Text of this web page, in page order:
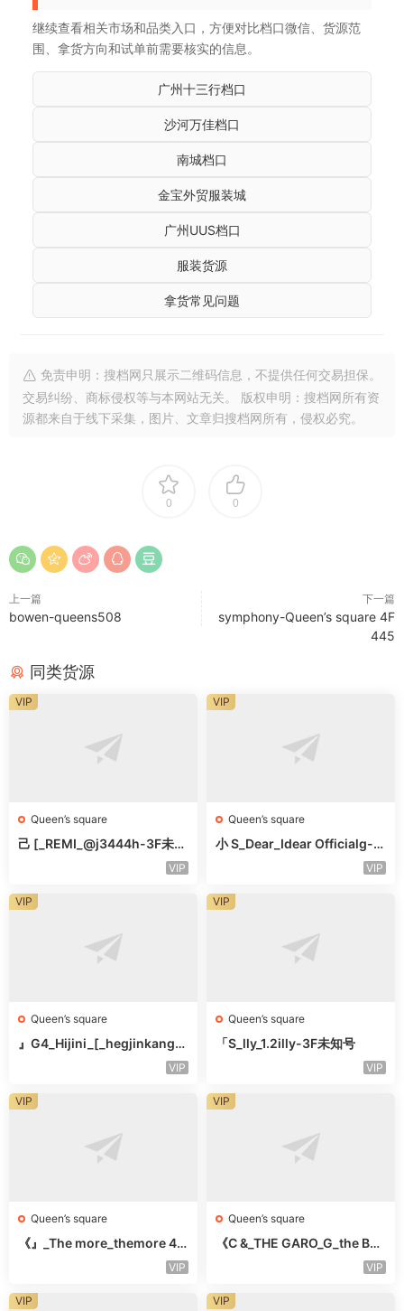
继续查看相关市场和品类入口，方便对比档口微信、货源范
围、拿货方向和试单前需要核实的信息。
广州十三行档口
沙河万佳档口
南城档口
金宝外贸服装城
广州UUS档口
服装货源
拿货常见问题
免责申明：搜档网只展示二维码信息，不提供任何交易担保。
交易纠纷、商标侵权等与本网站无关。 版权申明：搜档网所有资
源都来自于线下采集，图片、文章归搜档网所有，侵权必究。
0 0
上一篇
bowen-queens508
下一篇
symphony-Queen’s square 4F
445
同类货源
Queen’s square
己 [_REMI_@j3444h-3F未知
VIP
VIP
Queen’s square
小 S_Dear_Idear Officialg-3
VIP
VIP
Queen’s square
』G4_Hijini_[_hegjinkang-
VIP
VIP
Queen’s square
「S_lly_1.2illy-3F未知号
VIP
VIP
Queen’s square
《』_The more_themore 41
VIP
VIP
Queen’s square
《C &_THE GARO_G_the Bar
VIP
VIP
VIP VIP